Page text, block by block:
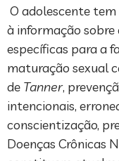
O adolescente tem
à informação
específicas para a
maturação sexual
de Tanner,
intencionais,
conscientização,
Doenças Crônicas